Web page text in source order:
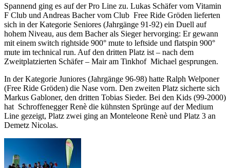
Spannend ging es auf der Pro Line zu. Lukas Schäfer vom Vitamin
F Club und Andreas Bacher vom Club Free Ride Gröden lieferten
sich in der Kategorie Seniores (Jahrgänge 91-92) ein Duell auf
hohem Niveau, aus dem Bacher als Sieger hervorging: Er gewann
mit einem switch rightside 900° mute to leftside und flatspin 900°
mute im technical run. Auf den dritten Platz ist – nach dem
Zweitplatzierten Schäfer – Mair am Tinkhof Michael gesprungen.
In der Kategorie Juniores (Jahrgänge 96-98) hatte Ralph Welponer
(Free Ride Gröden) die Nase vorn. Den zweiten Platz sicherte sich
Markus Gabloner, den dritten Tobias Sieder. Bei den Kids (99-2000)
hat Schroffenegger Renè die kühnsten Sprünge auf der Medium
Line gezeigt, Platz zwei ging an Monteleone Renè und Platz 3 an
Demetz Nicolas.